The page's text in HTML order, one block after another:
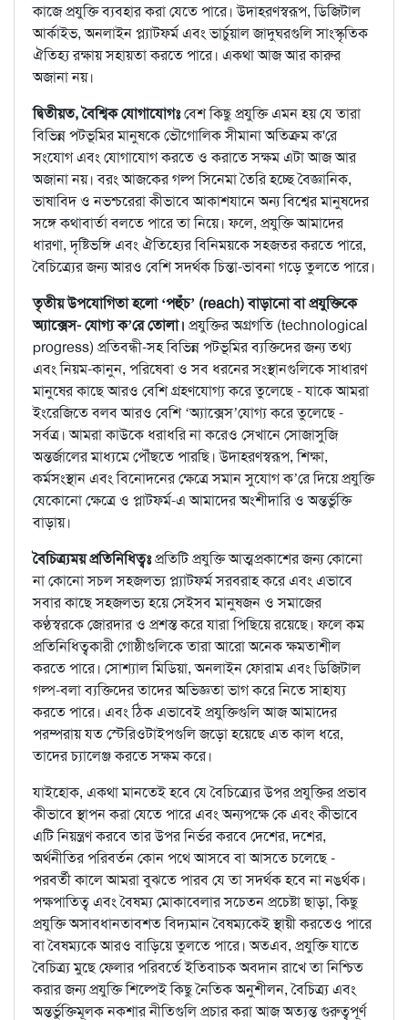
কাজে প্রযুক্তি ব্যবহার করা যেতে পারে। উদাহরণস্বরূপ, ডিজিটাল
আর্কাইভ, অনলাইন প্ল্যাটফর্ম এবং ভার্চুয়াল জাদুঘরগুলি সাংস্কৃতিক
ঐতিহ্য রক্ষায় সহায়তা করতে পারে। একথা আজ আর কারুর
অজানা নয়।
দ্বিতীয়ত, বৈশ্বিক যোগাযোগঃবেশ কিছু প্রযুক্তি এমন হয় যে তারা
বিভিন্ন পটভূমির মানুষকে ভৌগোলিক সীমানা অতিক্রম ক'রে
সংযোগ এবং যোগাযোগ করতে ও করাতে সক্ষম এটা আজ আর
অজানা নয়। বরং আজকের গল্প সিনেমা তৈরি হচ্ছে বৈজ্ঞানিক,
ভাষাবিদ ও নভশ্চরেরা কীভাবে আকাশযানে অন্য বিশ্বের মানুষদের
সঙ্গে কথাবার্তা বলতে পারে তা নিয়ে। ফলে, প্রযুক্তি আমাদের
ধারণা, দৃষ্টিভঙ্গি এবং ঐতিহ্যের বিনিময়কে সহজতর করতে পারে,
বৈচিত্র্যের জন্য আরও বেশি সদর্থক চিন্তা-ভাবনা গড়ে তুলতে পারে।
তৃতীয় উপযোগিতা হলো ‘পহুঁচ’ (reach) বাড়ানো বা প্রযুক্তিকে
অ্যাক্সেস- যোগ্য ক’রে তোলা। প্রযুক্তির অগ্রগতি (technological
progress) প্রতিবন্ধী-সহ বিভিন্ন পটভূমির ব্যক্তিদের জন্য তথ্য
এবং নিয়ম-কানুন, পরিষেবা ও সব ধরনের সংস্থানগুলিকে সাধারণ
মানুষের কাছে আরও বেশি গ্রহণযোগ্য করে তুলেছে - যাকে আমরা
ইংরেজিতে বলব আরও বেশি ‘অ্যাক্সেস’যোগ্য করে তুলেছে -
সর্বত্র। আমরা কাউকে ধরাধরি না করেও সেখানে সোজাসুজি
অন্তর্জালের মাধ্যমে পৌঁছতে পারছি। উদাহরণস্বরূপ, শিক্ষা,
কর্মসংস্থান এবং বিনোদনের ক্ষেত্রে সমান সুযোগ ক’রে দিয়ে প্রযুক্তি
যেকোনো ক্ষেত্রে ও প্লাটফর্ম-এ আমাদের অংশীদারি ও অন্তর্ভুক্তি
বাড়ায়।
বৈচিত্র্যময় প্রতিনিধিত্বঃপ্রতিটি প্রযুক্তি আত্মপ্রকাশের জন্য কোনো
না কোনো সচল সহজলভ্য প্ল্যাটফর্ম সরবরাহ করে এবং এভাবে
সবার কাছে সহজলভ্য হয়ে সেইসব মানুষজন ও সমাজের
কণ্ঠস্বরকে জোরদার ও প্রশস্ত করে যারা পিছিয়ে রয়েছে। ফলে কম
প্রতিনিধিত্বকারী গোষ্ঠীগুলিকে তারা আরো অনেক ক্ষমতাশীল
করতে পারে। সোশ্যাল মিডিয়া, অনলাইন ফোরাম এবং ডিজিটাল
গল্প-বলা ব্যক্তিদের তাদের অভিজ্ঞতা ভাগ করে নিতে সাহায্য
করতে পারে। এবং ঠিক এভাবেই প্রযুক্তিগুলি আজ আমাদের
পরম্পরায় যত স্টেরিওটাইপগুলি জড়ো হয়েছে এত কাল ধরে,
তাদের চ্যালেঞ্জ করতে সক্ষম করে।
যাইহোক, একথা মানতেই হবে যে বৈচিত্র্যের উপর প্রযুক্তির প্রভাব
কীভাবে স্থাপন করা যেতে পারে এবং অন্যপক্ষে কে এবং কীভাবে
এটি নিয়ন্ত্রণ করবে তার উপর নির্ভর করবে দেশের, দশের,
অর্থনীতির পরিবর্তন কোন পথে আসবে বা আসতে চলেছে -
পরবর্তী কালে আমরা বুঝতে পারব যে তা সদর্থক হবে না নঙর্থক।
পক্ষপাতিত্ব এবং বৈষম্য মোকাবেলার সচেতন প্রচেষ্টা ছাড়া, কিছু
প্রযুক্তি অসাবধানতাবশত বিদ্যমান বৈষম্যকেই স্থায়ী করতেও পারে
বা বৈষম্যকে আরও বাড়িয়ে তুলতে পারে। অতএব, প্রযুক্তি যাতে
বৈচিত্র্য মুছে ফেলার পরিবর্তে ইতিবাচক অবদান রাখে তা নিশ্চিত
করার জন্য প্রযুক্তি শিল্পেই কিছু নৈতিক অনুশীলন, বৈচিত্র্য এবং
অন্তর্ভুক্তিমূলক নকশার নীতিগুলি প্রচার করা আজ অত্যন্ত গুরুত্বপূর্ণ